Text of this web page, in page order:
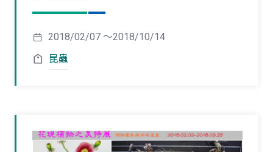
2018/02/07 ～2018/10/14
昆蟲